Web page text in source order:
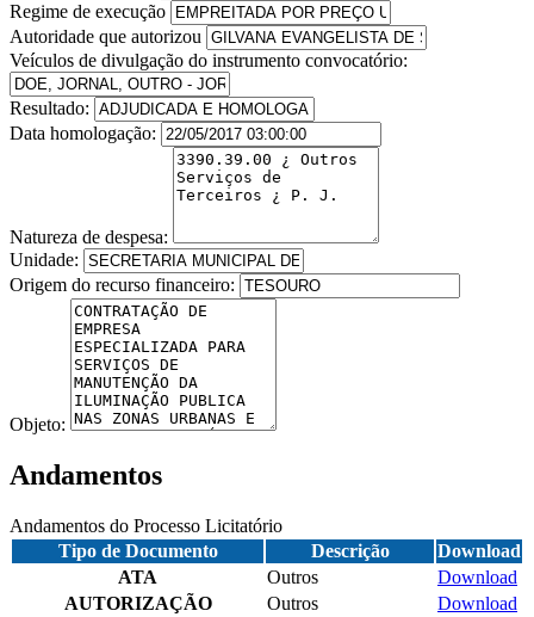
Regime de execução
Autoridade que autorizou
Veículos de divulgação do instrumento convocatório:
Resultado:
Data homologação:
Natureza de despesa:
Unidade:
Origem do recurso financeiro:
Objeto:
Andamentos
Andamentos do Processo Licitatório
Tipo de Documento
Descrição
Download
ATA
Outros
Download
AUTORIZAÇÃO
Outros
Download